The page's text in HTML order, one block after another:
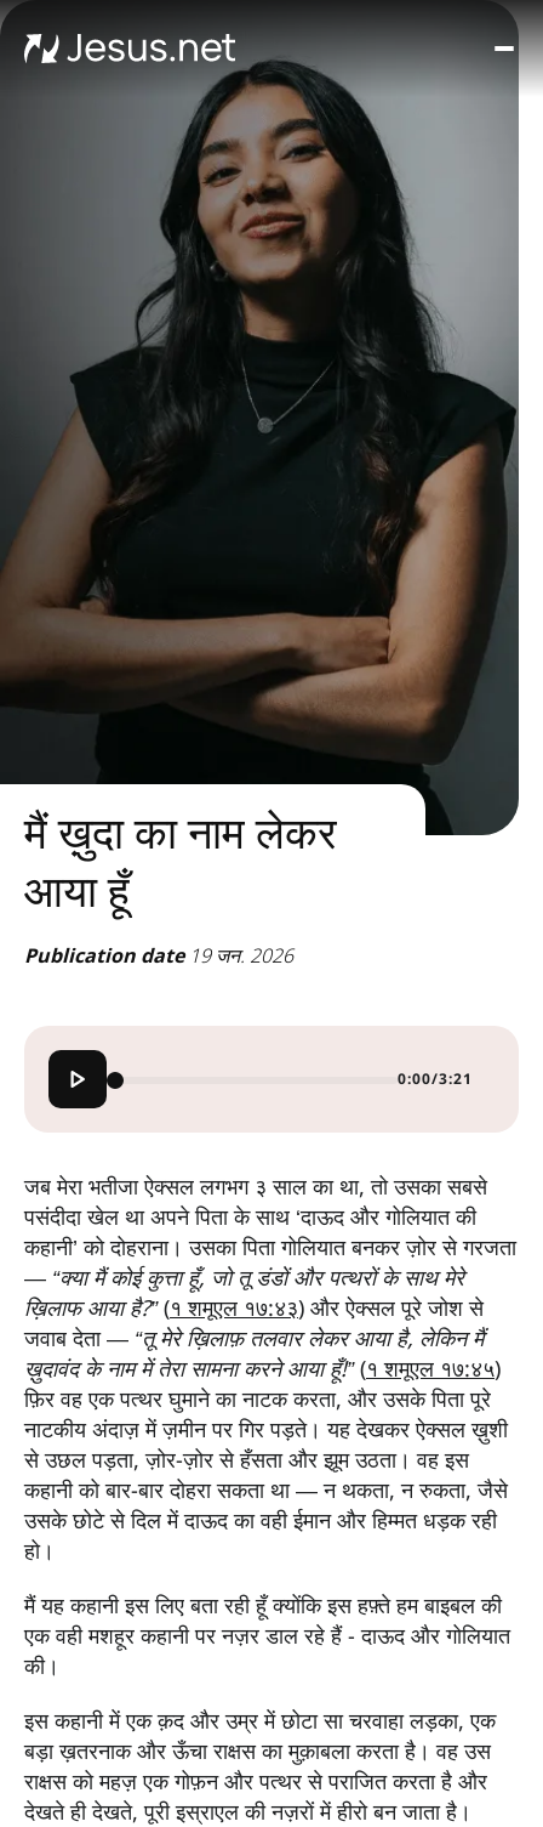
घर
मूवीज़
मैं ख़ुदा का नाम लेकर
आया हूँ
Publication date19 जन. 2026
0:00/3:21
जब मेरा भतीजा ऐक्सल लगभग ३ साल का था, तो उसका सबसे
पसंदीदा खेल था अपने पिता के साथ ‘दाऊद और गोलियात की
कहानी’ को दोहराना। उसका पिता गोलियात बनकर ज़ोर से गरजता
— “क्या मैं कोई कुत्ता हूँ, जो तू डंडों और पत्थरों के साथ मेरे
ख़िलाफ आया है?”(१ शमूएल १७:४३) और ऐक्सल पूरे जोश से
जवाब देता — “तू मेरे ख़िलाफ़ तलवार लेकर आया है, लेकिन मैं
ख़ुदावंद के नाम में तेरा सामना करने आया हूँ!”(१ शमूएल १७:४५)
फ़िर वह एक पत्थर घुमाने का नाटक करता, और उसके पिता पूरे
नाटकीय अंदाज़ में ज़मीन पर गिर पड़ते। यह देखकर ऐक्सल ख़ुशी
से उछल पड़ता, ज़ोर-ज़ोर से हँसता और झूम उठता। वह इस
कहानी को बार-बार दोहरा सकता था — न थकता, न रुकता, जैसे
उसके छोटे से दिल में दाऊद का वही ईमान और हिम्मत धड़क रही
हो।
मैं यह कहानी इस लिए बता रही हूँ क्योंकि इस हफ़्ते हम बाइबल की
एक वही मशहूर कहानी पर नज़र डाल रहे हैं - दाऊद और गोलियात
की।
इस कहानी में एक क़द और उम्र में छोटा सा चरवाहा लड़का, एक
बड़ा ख़तरनाक और ऊँचा राक्षस का मुक़ाबला करता है। वह उस
राक्षस को महज़ एक गोफ़न और पत्थर से पराजित करता है और
देखते ही देखते, पूरी इस्राएल की नज़रों में हीरो बन जाता है।